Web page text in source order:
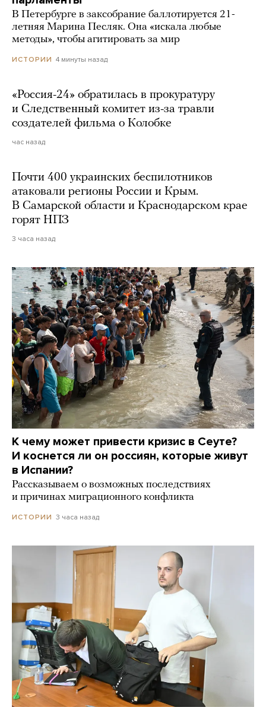
В Петербурге в заксобрание баллотируется 21-
летняя Марина Песляк. Она «искала любые
методы», чтобы агитировать за мир
ИСТОРИИ 4 минуты назад
«Россия-24» обратилась в прокуратуру
и Следственный комитет из-за травли
создателей фильма о Колобке
час назад
Почти 400 украинских беспилотников
атаковали регионы России и Крым.
В Самарской области и Краснодарском крае
горят НПЗ
3 часа назад
К чему может привести кризис в Сеуте?
И коснется ли он россиян, которые живут
в Испании?
Рассказываем о возможных последствиях
и причинах миграционного конфликта
ИСТОРИИ 3 часа назад